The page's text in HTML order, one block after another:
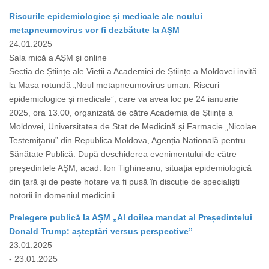
Riscurile epidemiologice și medicale ale noului
metapneumovirus vor fi dezbătute la AȘM
24.01.2025
Sala mică a AȘM și online
Secția de Științe ale Vieții a Academiei de Științe a Moldovei invită
la Masa rotundă „Noul metapneumovirus uman. Riscuri
epidemiologice și medicale”, care va avea loc pe 24 ianuarie
2025, ora 13.00, organizată de către Academia de Științe a
Moldovei, Universitatea de Stat de Medicină și Farmacie „Nicolae
Testemiţanu” din Republica Moldova, Agenția Națională pentru
Sănătate Publică. După deschiderea evenimentului de către
președintele AȘM, acad. Ion Tighineanu, situația epidemiologică
din țară și de peste hotare va fi pusă în discuție de specialiști
notorii în domeniul medicinii...
Prelegere publică la AȘM „Al doilea mandat al Președintelui
Donald Trump: așteptări versus perspective”
23.01.2025
- 23.01.2025